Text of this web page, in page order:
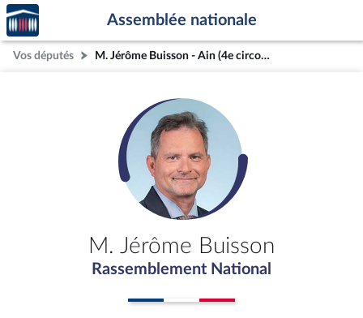
Aller au contenu
Aller en bas de la page
Accèder
à la
page
d'accueil
Assemblée nationale
Vos députés M. Jérôme Buisson - Ain (4e circonscription)
M. Jérôme Buisson
Rassemblement National